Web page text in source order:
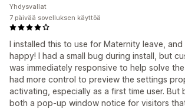
I installed this to use for Maternity leave,
happy! I had a small bug during install, but
was immediately responsive to help solve the
had more control to preview the settings
activating, especially as a first time user. But
both a pop-up window notice for visitors
Yhdysvallat
7 päivää sovelluksen käyttöä